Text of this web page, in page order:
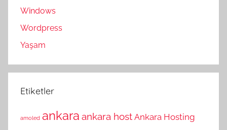
Windows
Wordpress
Yaşam
Etiketler
amoled ankara ankara host Ankara Hosting